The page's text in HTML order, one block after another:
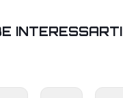
INTERESSARTI